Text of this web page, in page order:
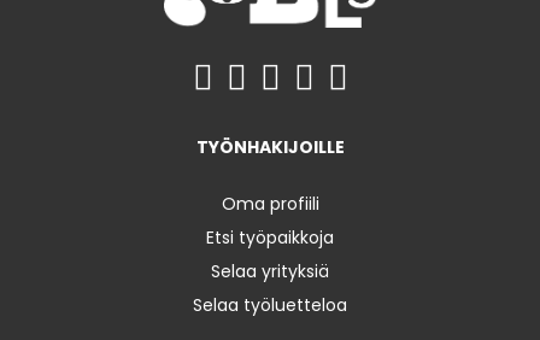
TYÖNHAKIJOILLE
Oma profiili
Etsi työpaikkoja
Selaa yrityksiä
Selaa työluetteloa